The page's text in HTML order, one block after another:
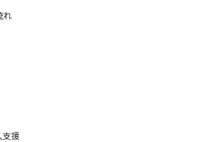
れ
支援